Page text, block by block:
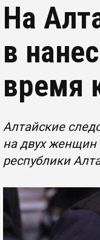
На
в
время
Алтайские
на двух женщин
республики